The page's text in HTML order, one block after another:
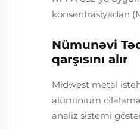
konsentrasiyadan
Nümunəvi
qarşısını alır
Midwest metal
alüminium
analiz sistemi